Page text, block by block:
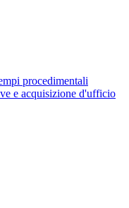
procedimentali
e acquisizione d'ufficio